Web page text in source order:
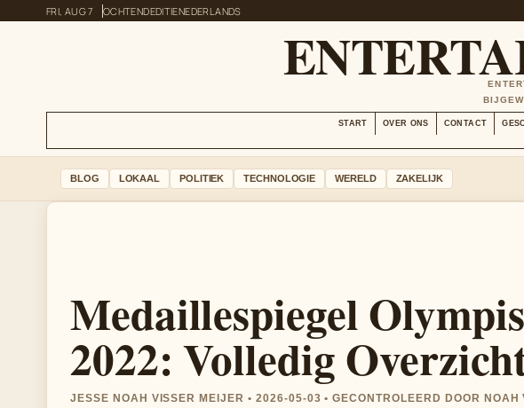
FRI, AUG 7 OCHTENDEDITIENEDERLANDS
START OVER ONS CONTACT
BLOG LOKAAL POLITIEK TECHNOLOGIE WERELD ZAKELIJK
Medaillespiegel
2022: Volledig
JESSE NOAH VISSER MEIJER • 2026-05-03 • GECONTROLEERD DOOR NOAH